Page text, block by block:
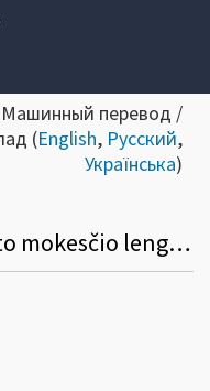
Машинный перевод /
(English, Русский,
Українська)
Kokios nekilnojamojo turto mokesčio lengvatos taikomos fiziniams asmenims?